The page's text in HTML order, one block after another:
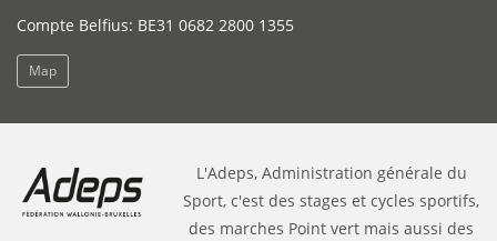
Compte Belfius: BE31 0682 2800 1355
Map
L'Adeps, Administration générale du
Sport, c'est des stages et cycles sportifs,
des marches Point vert mais aussi des